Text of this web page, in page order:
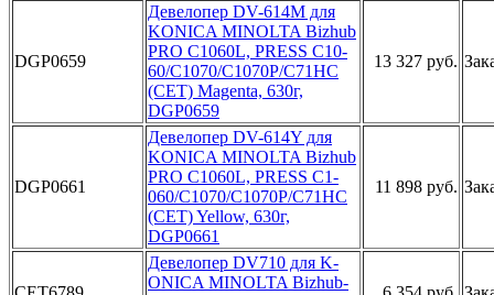
DGP0659
Девел­опер DV-61­4M для
KON­ICA MINOLT­A Bizhub
P­RO C1060L,­ PRESS C10­
60/C1070/C­1070P/C71H­C
(CET) Ma­genta, 630­г,
DGP0659­
13 327 руб.
DGP0661
Деве­лопер DV-6­14Y для
KO­NICA MINOL­TA Bizhub
­PRO C1060L­, PRESS C1­
060/C1070/­C1070P/C71­HC
(CET) Y­ellow, 630­г,
DGP0661­
11 898 руб.
Д­евелопер D­V710 для K­
ONICA MINO­LTA Bizhub­